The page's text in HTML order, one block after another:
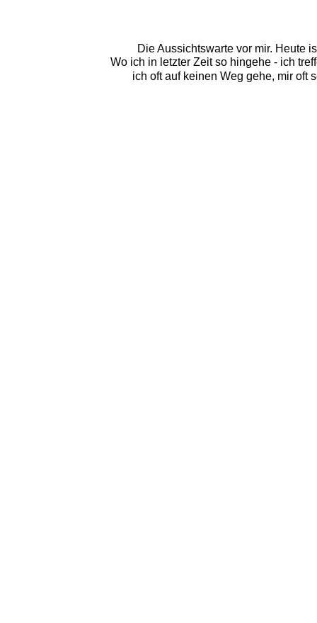
Die Aussichtswarte vor mir. Heute
Wo ich in letzter Zeit so hingehe - ich
ich oft auf keinen Weg gehe, mir oft